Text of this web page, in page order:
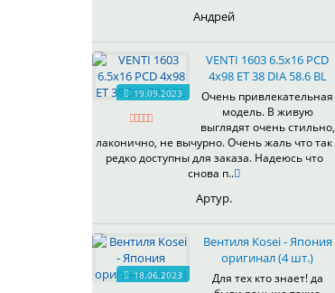
Андрей
19.09.2023
VENTI 1603 6.5x16 PCD
4x98 ET 38 DIA 58.6 BL
Очень привлекательная
модель. В живую
выглядят очень стильно,
лаконично, не вычурно. Очень жаль что так
редко доступны для заказа. Надеюсь что
снова п..
Артур.
18.06.2023
Вентиля Kosei - Япония
оригинал (4 шт.)
Для тех кто знает! да